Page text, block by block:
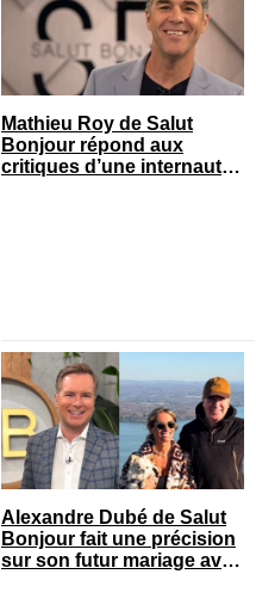
Mathieu Roy de Salut
Bonjour répond aux
critiques d’une internaute
Alexandre Dubé de Salut
Bonjour fait une précision
sur son futur mariage avec